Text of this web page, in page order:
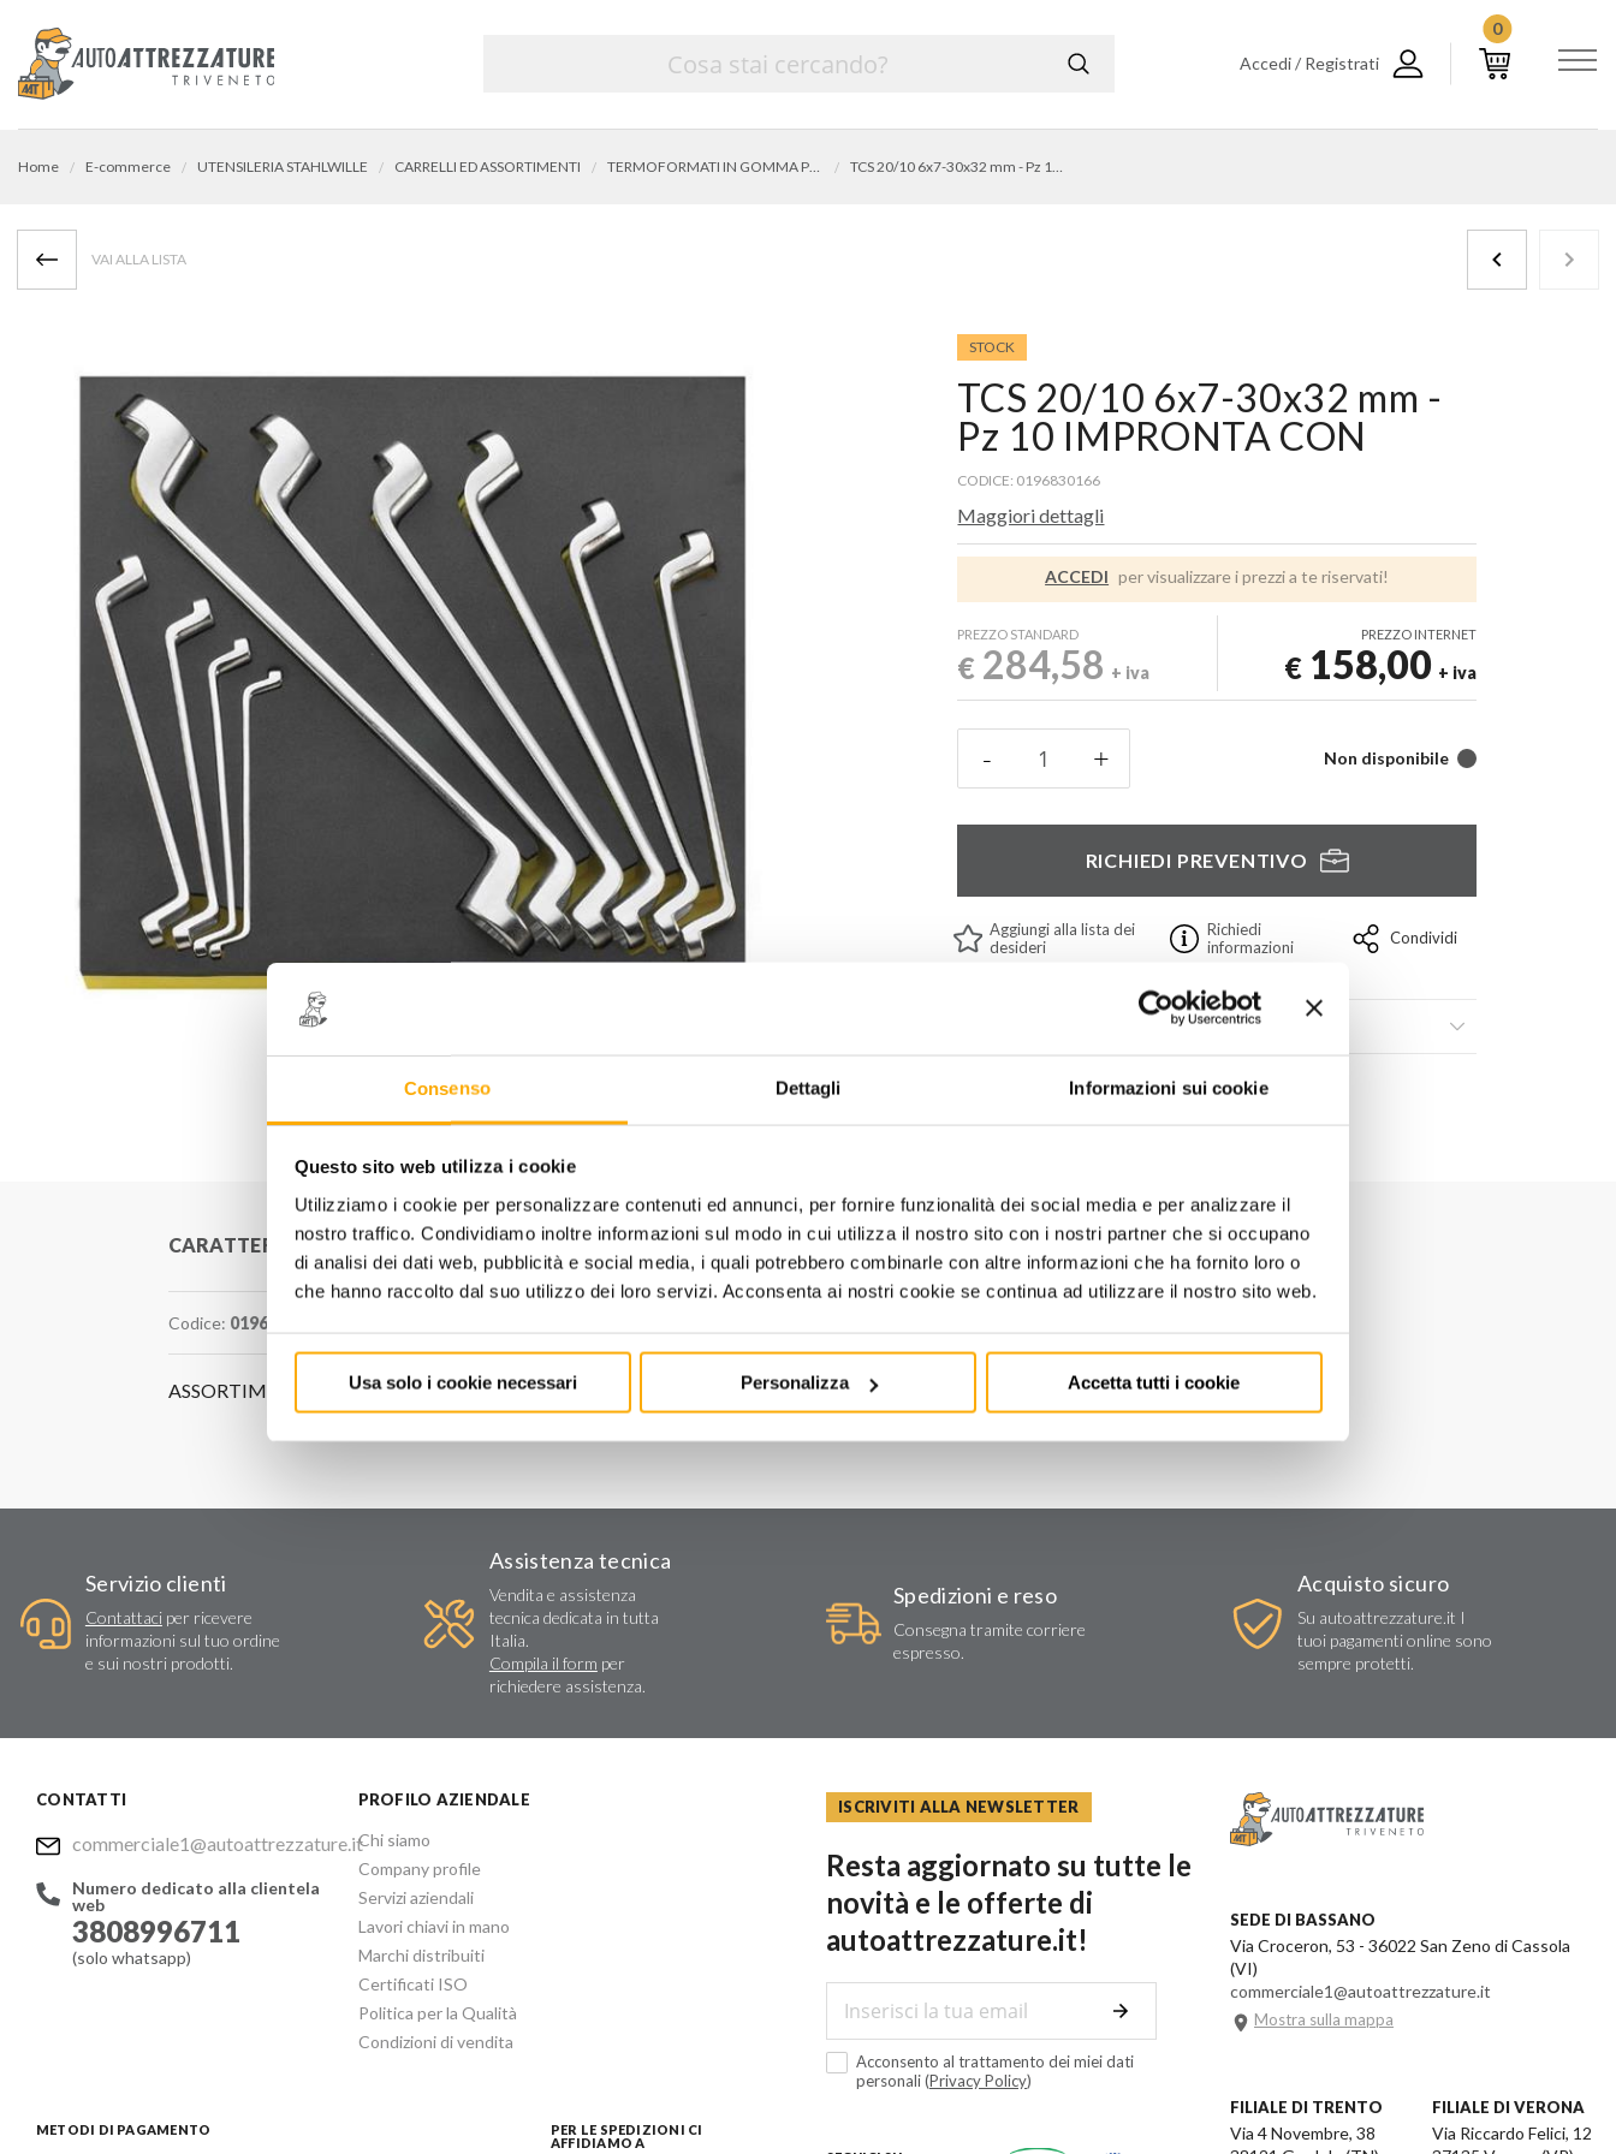
Consenso Dettagli Informazioni sui cookie
Questo sito web utilizza i cookie
Utilizziamo i cookie per personalizzare contenuti ed annunci, per fornire funzionalità dei social media e per analizzare il
nostro traffico. Condividiamo inoltre informazioni sul modo in cui utilizza il nostro sito con i nostri partner che si occupano
di analisi dei dati web, pubblicità e social media, i quali potrebbero combinarle con altre informazioni che ha fornito loro o
che hanno raccolto dal suo utilizzo dei loro servizi. Acconsenta ai nostri cookie se continua ad utilizzare il nostro sito web.
Usa solo i cookie necessari Personalizza Accetta tutti i cookie
Accedi / Registrati
0
Home E-commerce UTENSILERIA STAHLWILLE CARRELLI ED ASSORTIMENTI
VAI ALLA LISTA
STOCK
TCS 20/10 6x7-30x32 mm -
Pz 10 IMPRONTA CON
CODICE: 0196830166
Maggiori dettagli
ACCEDI per visualizzare i prezzi a te riservati!
PREZZO STANDARD
€ 284,58 + iva
PREZZO INTERNET
€158,00 + iva
Non disponibile
RICHIEDI PREVENTIVO
Aggiungi alla lista dei
desideri
Richiedi
informazioni
Condividi
CARATTERISTICHE
Codice: 0196830166
ASSORTIMENTO CHIAVI FISSE A DUE BOCCHE
Servizio clienti
Contattaciper ricevere
informazioni sul tuo ordine
e sui nostri prodotti.
Assistenza tecnica
Vendita e assistenza
tecnica dedicata in tutta
Italia.
Compila il form per
richiedere assistenza.
Spedizioni e reso
Consegna tramite corriere
espresso.
Acquisto sicuro
Su autoattrezzature.it I
tuoi pagamenti online sono
sempre protetti.
CONTATTI
commerciale1@autoattrezzature.it
Numero dedicato alla clientela
web
3808996711
(solo whatsapp)
PROFILO AZIENDALE
Chi siamo
Company profile
Servizi aziendali
Lavori chiavi in mano
Marchi distribuiti
Certificati ISO
Politica per la Qualità
Condizioni di vendita
METODI DI PAGAMENTO
PER LE SPEDIZIONI CI
AFFIDIAMO A
ISCRIVITI ALLA NEWSLETTER
Resta aggiornato su tutte le
novità e le offerte di
autoattrezzature.it!
Acconsento al trattamento dei miei dati
personali (Privacy Policy)
SEDE DI BASSANO
Via Croceron, 53 - 36022 San Zeno di Cassola
(VI)
commerciale1@autoattrezzature.it
Mostra sulla mappa
FILIALE DI TRENTO
Via 4 Novembre, 38
FILIALE DI VERONA
Via Riccardo Felici, 12